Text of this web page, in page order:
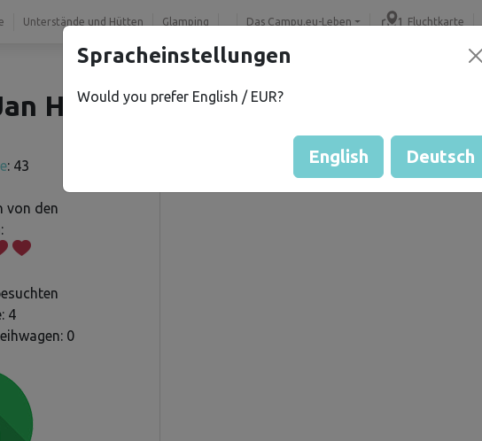
Unterstände und Hütten Glamping Das Campu.eu-Leben Fluchtkarte
H.
: 43
von den
4
0
Gästebewertung durch
Bewertung der Grundstücke
Spracheinstellungen
Would you prefer English / EUR?
English Deutsch